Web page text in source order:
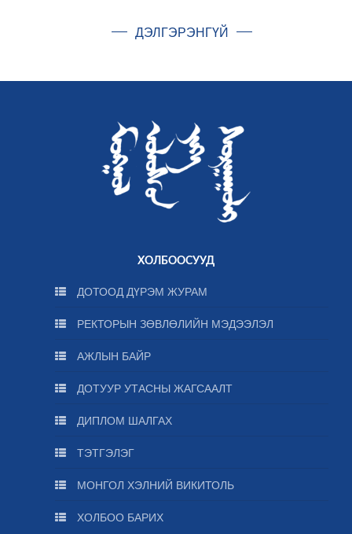
ДЭЛГЭРЭНГҮЙ
ХОЛБООСУУД
ДОТООД ДҮРЭМ ЖУРАМ
РЕКТОРЫН ЗӨВЛӨЛИЙН МЭДЭЭЛЭЛ
АЖЛЫН БАЙР
ДОТУУР УТАСНЫ ЖАГСААЛТ
ДИПЛОМ ШАЛГАХ
ТЭТГЭЛЭГ
МОНГОЛ ХЭЛНИЙ ВИКИТОЛЬ
ХОЛБОО БАРИХ